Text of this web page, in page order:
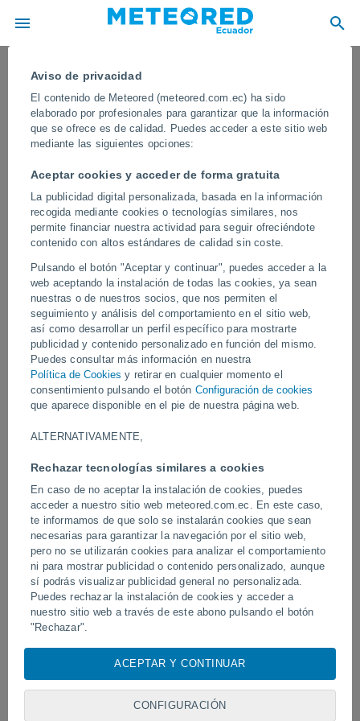
Aviso de privacidad
El contenido de Meteored (meteored.com.ec) ha sido
elaborado por profesionales para garantizar que la información
que se ofrece es de calidad. Puedes acceder a este sitio web
mediante las siguientes opciones:
Aceptar cookies y acceder de forma gratuita
La publicidad digital personalizada, basada en la información
recogida mediante cookies o tecnologías similares, nos
permite financiar nuestra actividad para seguir ofreciéndote
contenido con altos estándares de calidad sin coste.
Pulsando el botón "Aceptar y continuar", puedes acceder a la
web aceptando la instalación de todas las cookies, ya sean
nuestras o de nuestros socios, que nos permiten el
seguimiento y análisis del comportamiento en el sitio web,
así como desarrollar un perfil específico para mostrarte
publicidad y contenido personalizado en función del mismo.
Puedes consultar más información en nuestra
Política de Cookies y retirar en cualquier momento el
consentimiento pulsando el botón Configuración de cookies
que aparece disponible en el pie de nuestra página web.
ALTERNATIVAMENTE,
Rechazar tecnologías similares a cookies
En caso de no aceptar la instalación de cookies, puedes
acceder a nuestro sitio web meteored.com.ec. En este caso,
te informamos de que solo se instalarán cookies que sean
necesarias para garantizar la navegación por el sitio web,
pero no se utilizarán cookies para analizar el comportamiento
ni para mostrar publicidad o contenido personalizado, aunque
sí podrás visualizar publicidad general no personalizada.
Puedes rechazar la instalación de cookies y acceder a
nuestro sitio web a través de este abono pulsando el botón
"Rechazar".
cookies, identificadores únicos o tecnologías similares para
almacenar, acceder y procesar datos personales como su
visita en este sitio web, las direcciones IP y los
ACEPTAR Y CONTINUAR
CONFIGURACIÓN
Un parhelio y falso sol aparecen en
los cielos Hailar, China
Este tipo de evento ocurre cuando la luz solar se refracta en
cristales de hielo suspendidos en la atmósfera, generalmente en
cirros a gran altitud.
Vídeos
Erupción y actividad intensa en el
volcán de Fuego, Guatemala.
Devastadora inundación
Chitral, Pakistán.